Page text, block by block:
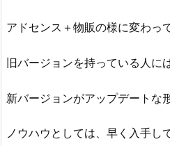
アドセンス＋物販の様に変わっ
旧バージョンを持っている人には
新バージョンがアップデートな
ノウハウとしては、早く入手し